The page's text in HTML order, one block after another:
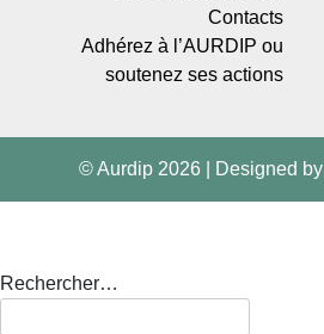
Contacts
Adhérez à l’AURDIP ou
soutenez ses actions
© Aurdip 2026 Designed by
Rechercher…